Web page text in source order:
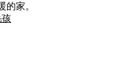
的家。
孩